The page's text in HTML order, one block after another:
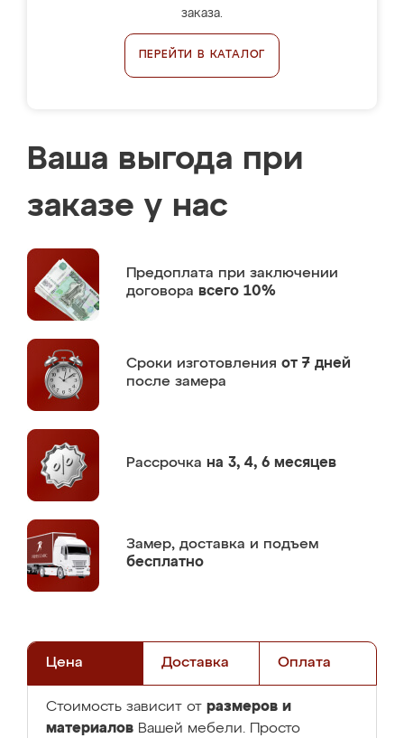
заказа.
ПЕРЕЙТИ В КАТАЛОГ
Ваша выгода при
заказе у нас
Предоплата при заключении
договора всего 10%
Сроки изготовления от 7 дней
после замера
Рассрочка на 3, 4, 6 месяцев
Замер, доставка и подъем
бесплатно
Цена Доставка Оплата
Стоимость зависит от размеров и
материалов Вашей мебели. Просто